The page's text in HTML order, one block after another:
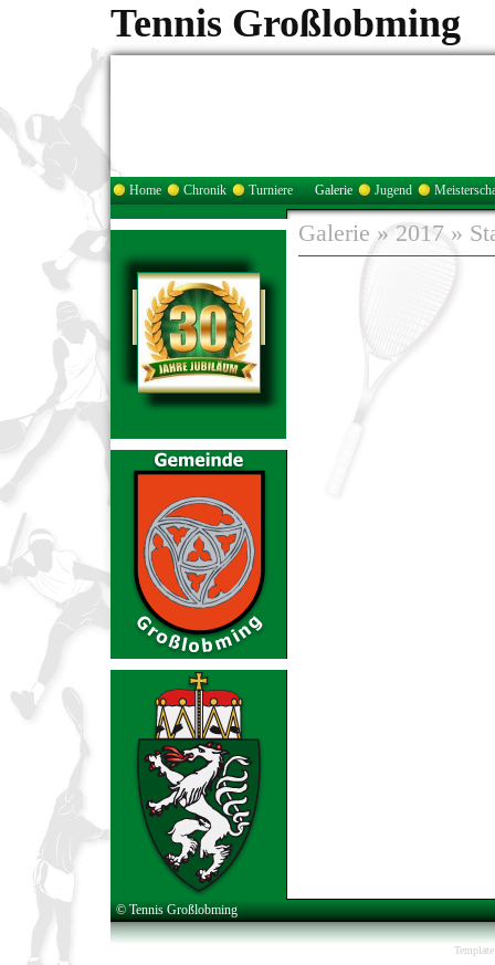
Tennis Großlobming
Home Chronik Turniere Galerie Jugend
Galerie »2017 »
© Tennis Großlobming